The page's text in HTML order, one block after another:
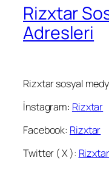
Rizxtar
Adresleri
Rizxtar sosyal
İnstagram: Rizxtar
Facebook: Rizxtar
Twitter ( X ): Rizxtar